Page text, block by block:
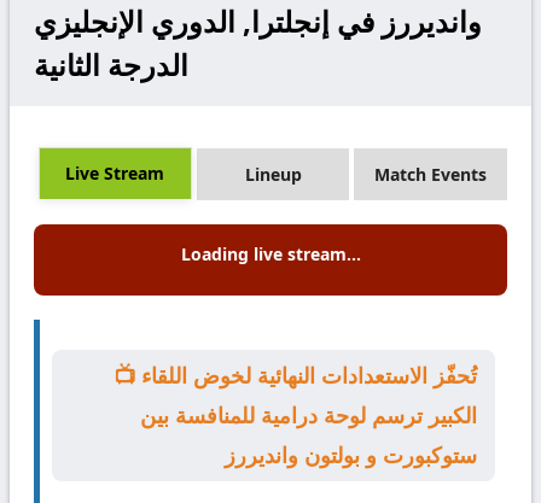
وانديررز في إنجلترا, الدوري الإنجليزي
الدرجة الثانية
Live Stream Lineup Match Events
Loading live stream...
📺 تُحفّز الاستعدادات النهائية لخوض اللقاء
الكبير ترسم لوحة درامية للمنافسة بين
ستوكبورت و بولتون وانديررز